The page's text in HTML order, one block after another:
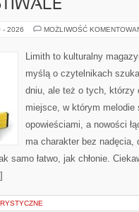
- 2026 MOŻLIWOŚĆ
Limith to kulturalny
myślą o czytelnikach
dniu, ale też o tych, którzy
miejsce, w którym melodie
opowieściami, a nowości
ma charakter bez
samo łatwo, jak chłonie.